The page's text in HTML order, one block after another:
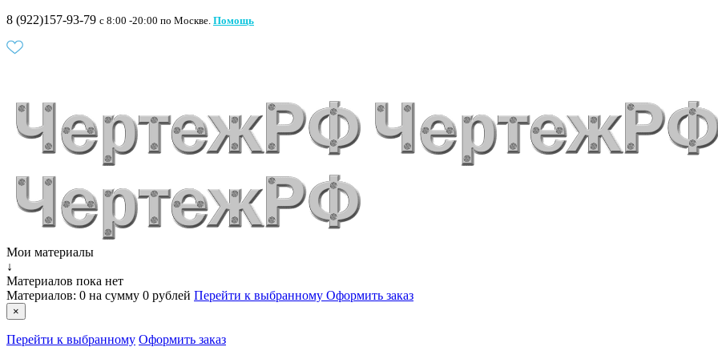
8 (922)157-93-79 c 8:00 -20:00 по Москве. Помощь
Мои материалы
↓
Материалов пока нет
Материалов: 0 на сумму 0 рублей Перейти к выбранному Оформить заказ
×
Перейти к выбранному Оформить заказ